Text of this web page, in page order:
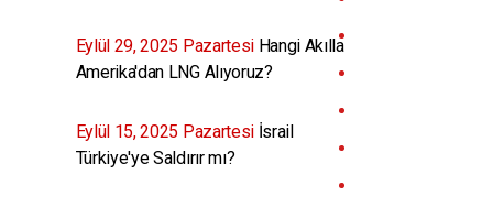
Eylül 29, 2025 PazartesiHangi Akılla
Amerika'dan LNG Alıyoruz?
Eylül 15, 2025 Pazartesiİsrail
Türkiye'ye Saldırır mı?